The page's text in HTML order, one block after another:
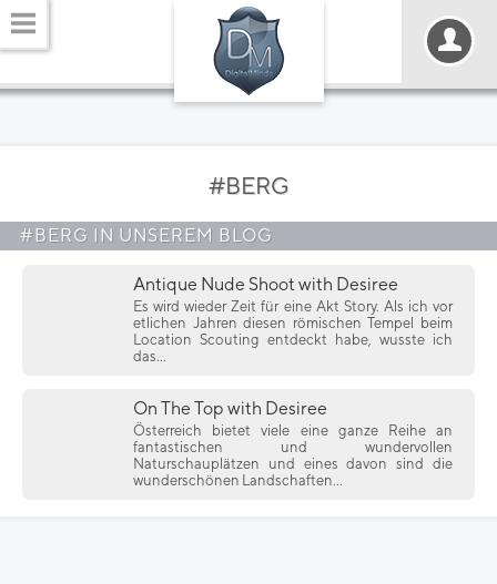
#BERG
#BERG IN UNSEREM BLOG
Antique Nude Shoot with Desiree
Es wird wieder Zeit für eine Akt Story. Als ich vor
etlichen Jahren diesen römischen Tempel beim
Location Scouting entdeckt habe, wusste ich
das...
On The Top with Desiree
Österreich bietet viele eine ganze Reihe an
fantastischen und wundervollen
Naturschauplätzen und eines davon sind die
wunderschönen Landschaften...